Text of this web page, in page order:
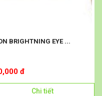
BRIGHTNING EYE ...
đ
Chi tiết